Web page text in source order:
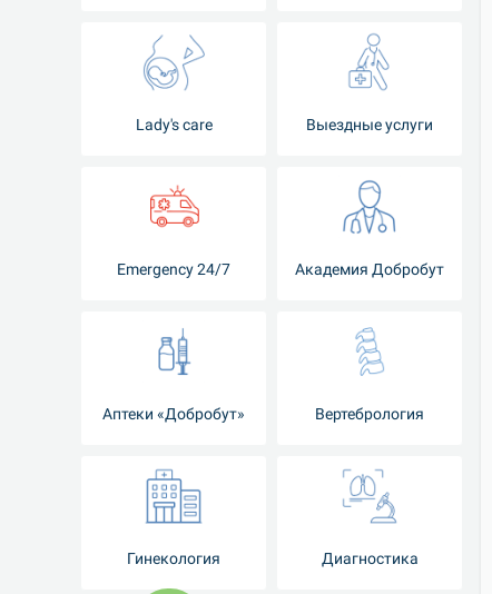
Lady's care Выездные услуги
Emergency 24/7 Академия Добробут
Аптеки «Добробут» Вертебрология
Гинекология Диагностика